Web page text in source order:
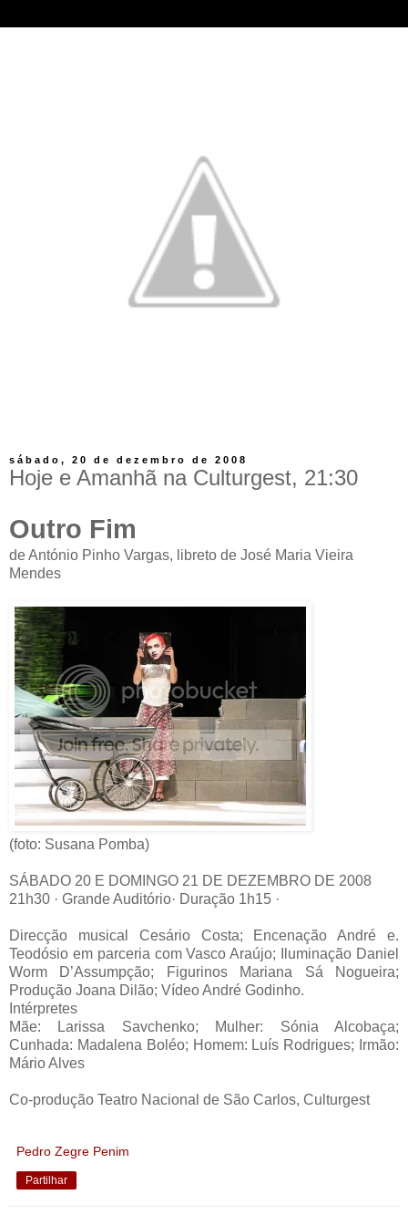
sábado, 20 de dezembro de 2008
Hoje e Amanhã na Culturgest, 21:30
Outro Fim
de António Pinho Vargas, libreto de José Maria Vieira
Mendes
(foto: Susana Pomba)
SÁBADO 20 E DOMINGO 21 DE DEZEMBRO DE 2008
21h30 · Grande Auditório· Duração 1h15 ·
Direcção musical Cesário Costa; Encenação André e.
Teodósio em parceria com Vasco Araújo; Iluminação Daniel
Worm D’Assumpção; Figurinos Mariana Sá Nogueira;
Produção Joana Dilão; Vídeo André Godinho.
Intérpretes
Mãe: Larissa Savchenko; Mulher: Sónia Alcobaça;
Cunhada: Madalena Boléo; Homem: Luís Rodrigues; Irmão:
Mário Alves
Co-produção Teatro Nacional de São Carlos, Culturgest
Pedro Zegre Penim
Partilhar